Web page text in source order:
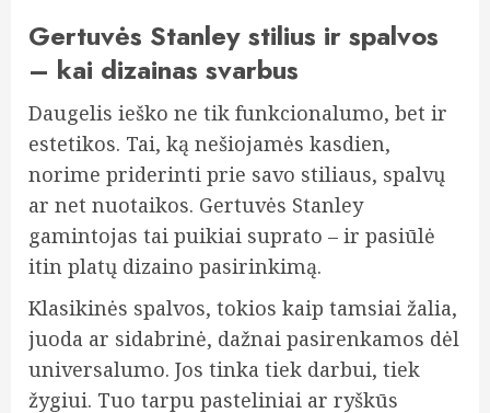
Gertuvės Stanley stilius ir spalvos
– kai dizainas svarbus
Daugelis ieško ne tik funkcionalumo, bet ir
estetikos. Tai, ką nešiojamės kasdien,
norime priderinti prie savo stiliaus, spalvų
ar net nuotaikos. Gertuvės Stanley
gamintojas tai puikiai suprato – ir pasiūlė
itin platų dizaino pasirinkimą.
Klasikinės spalvos, tokios kaip tamsiai žalia,
juoda ar sidabrinė, dažnai pasirenkamos dėl
universalumo. Jos tinka tiek darbui, tiek
žygiui. Tuo tarpu pasteliniai ar ryškūs